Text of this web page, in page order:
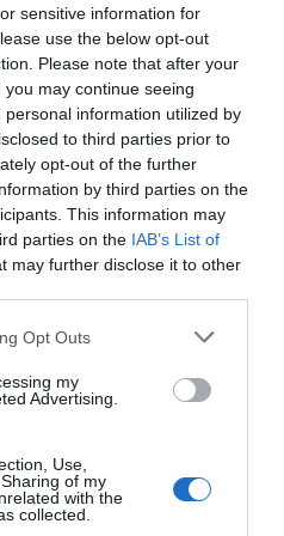
sensitive information for
use the below opt-out
Please note that after your
may continue seeing
information utilized by
to third parties prior to
opt-out of the further
by third parties on the
This information may
parties on the IAB’s List of
may further disclose it to other
Opt Outs
my
Advertising.
Use,
of my
with the
collected.
έρευνας, οκτώ
δύο drones
με εντατικούς ρυθμούς,
εξέδωσε ανακοίνωση
ταχεία ανάρρωση των
στους πληγέντες.
αυτήν.